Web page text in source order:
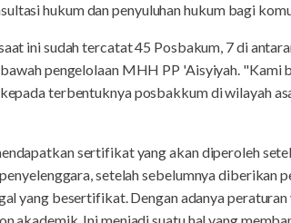
hukum dan penyuluhan hukum bagi
ini sudah tercatat 45 Posbakum, 7 di
pengelolaan MHH PP 'Aisyiyah. "Kami
terbentuknya posbakkum di wilayah
sertifikat yang akan diperoleh
setelah sebelumnya diberikan
yang besertifikat. Dengan adanya peraturan